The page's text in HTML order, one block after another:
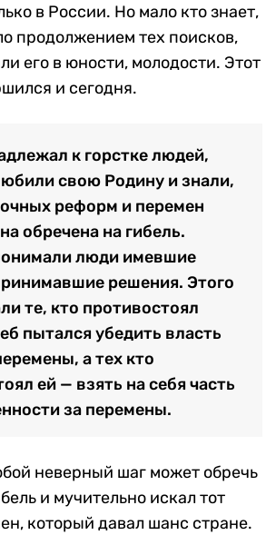
в России. Но мало кто знает,
продолжением тех поисков,
его в юности, молодости. Этот
и сегодня.
к горстке людей,
свою Родину и знали,
реформ и перемен
обречена на гибель.
люди имевшие
решения. Этого
те, кто противостоял
пытался убедить власть
а тех кто
ей — взять на себя часть
за перемены.
неверный шаг может обречь
и мучительно искал тот
который давал шанс стране.